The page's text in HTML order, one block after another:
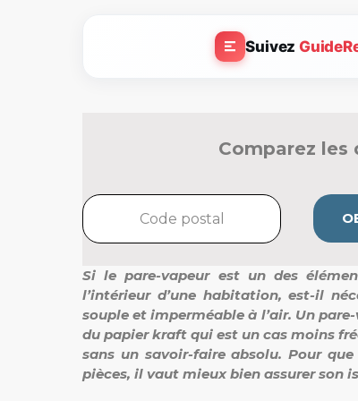
Suivez
Comparez les
Si le pare-vapeur est un des
l’intérieur d’une habitation, est-il
souple et imperméable à l’air. Un
du papier kraft qui est un cas moins
sans un savoir-faire absolu. Pour que
pièces, il vaut mieux bien assurer son